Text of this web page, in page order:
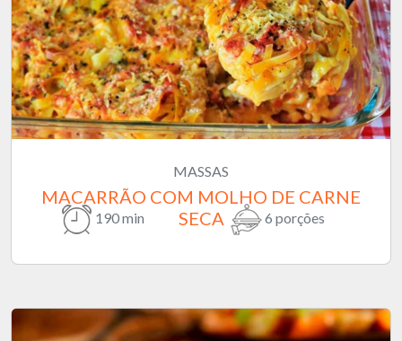
MASSAS
MACARRÃO COM MOLHO DE CARNE
SECA
190 min 6 porções